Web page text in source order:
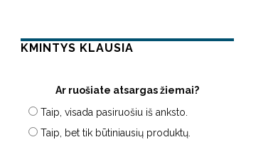
KMINTYS KLAUSIA
Ar ruošiate atsargas žiemai?
Taip, visada pasiruošiu iš anksto.
Taip, bet tik būtiniausių produktų.